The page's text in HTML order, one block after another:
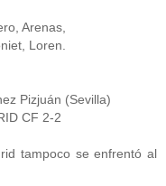
Arenas,
Loren.
Pizjuán (Sevilla)
CF 2-2
tampoco se enfrentó al